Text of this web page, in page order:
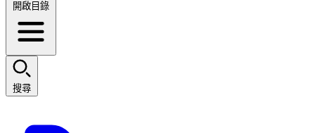
開啟目錄
搜尋